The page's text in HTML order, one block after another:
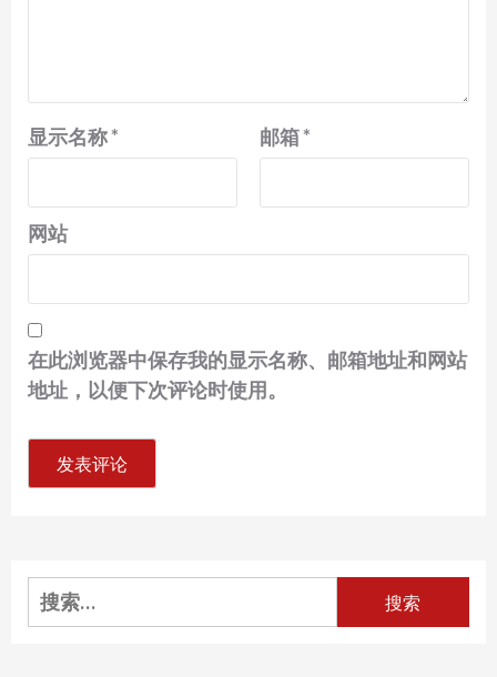
显示名称* 邮箱*
网站
在此浏览器中保存我的显示名称、邮箱地址和网站
地址，以便下次评论时使用。
搜
索：